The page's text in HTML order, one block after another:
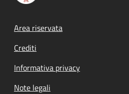
Footer menu
Area riservata
Crediti
Informativa privacy
Note legali